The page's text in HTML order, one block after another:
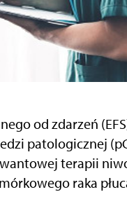
od zdarzeń
patologicznej
terapii
raka